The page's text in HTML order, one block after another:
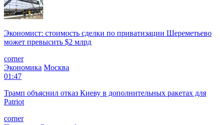
Экономист: стоимость сделки по приватизации Шереметьево
может превысить $2 млрд
corner
Экономика Москва
01:47
Трамп объяснил отказ Киеву в дополнительных ракетах для
Patriot
corner